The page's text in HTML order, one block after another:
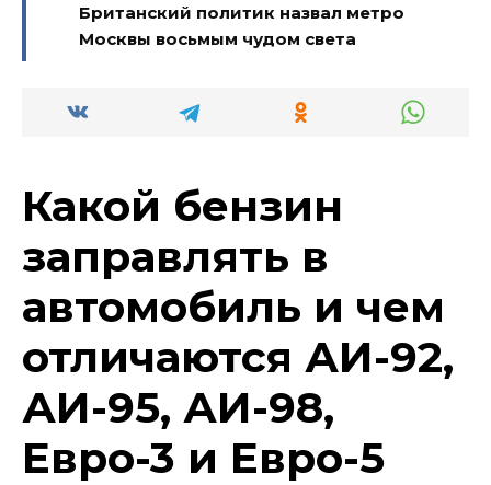
Британский политик назвал метро
Москвы восьмым чудом света
Какой бензин
заправлять в
автомобиль и чем
отличаются АИ-92,
АИ-95, АИ-98,
Евро-3 и Евро-5